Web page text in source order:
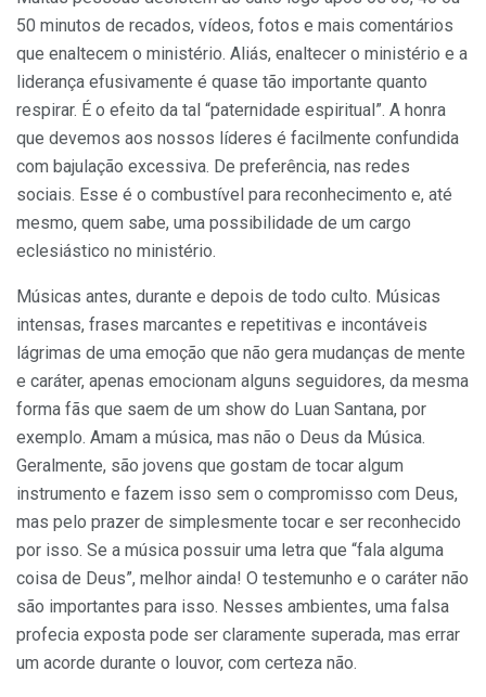
50 minutos de recados, vídeos, fotos e mais comentários
que enaltecem o ministério. Aliás, enaltecer o ministério e a
liderança efusivamente é quase tão importante quanto
respirar. É o efeito da tal “paternidade espiritual”. A honra
que devemos aos nossos líderes é facilmente confundida
com bajulação excessiva. De preferência, nas redes
sociais. Esse é o combustível para reconhecimento e, até
mesmo, quem sabe, uma possibilidade de um cargo
eclesiástico no ministério.
Músicas antes, durante e depois de todo culto. Músicas
intensas, frases marcantes e repetitivas e incontáveis
lágrimas de uma emoção que não gera mudanças de mente
e caráter, apenas emocionam alguns seguidores, da mesma
forma fãs que saem de um show do Luan Santana, por
exemplo. Amam a música, mas não o Deus da Música.
Geralmente, são jovens que gostam de tocar algum
instrumento e fazem isso sem o compromisso com Deus,
mas pelo prazer de simplesmente tocar e ser reconhecido
por isso. Se a música possuir uma letra que “fala alguma
coisa de Deus”, melhor ainda! O testemunho e o caráter não
são importantes para isso. Nesses ambientes, uma falsa
profecia exposta pode ser claramente superada, mas errar
um acorde durante o louvor, com certeza não.